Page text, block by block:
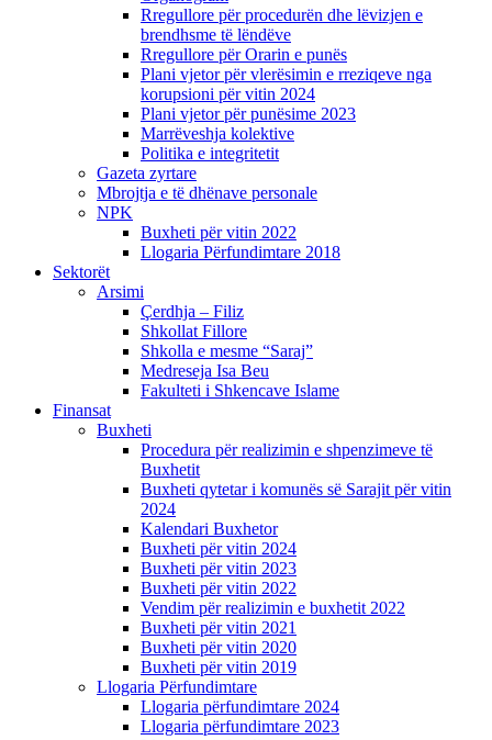
Rregullore për procedurën dhe lëvizjen e
brendhsme të lëndëve
Rregullore për Orarin e punës
Plani vjetor për vlerësimin e rreziqeve nga
korupsioni për vitin 2024
Plani vjetor për punësime 2023
Marrëveshja kolektive
Politika e integritetit
Gazeta zyrtare
Mbrojtja e të dhënave personale
NPK
Buxheti për vitin 2022
Llogaria Përfundimtare 2018
Sektorët
Arsimi
Çerdhja – Filiz
Shkollat Fillore
Shkolla e mesme “Saraj”
Medreseja Isa Beu
Fakulteti i Shkencave Islame
Finansat
Buxheti
Procedura për realizimin e shpenzimeve të
Buxhetit
Buxheti qytetar i komunës së Sarajit për vitin
2024
Kalendari Buxhetor
Buxheti për vitin 2024
Buxheti për vitin 2023
Buxheti për vitin 2022
Vendim për realizimin e buxhetit 2022
Buxheti për vitin 2021
Buxheti për vitin 2020
Buxheti për vitin 2019
Llogaria Përfundimtare
Llogaria përfundimtare 2024
Llogaria përfundimtare 2023